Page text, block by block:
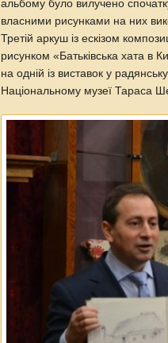
альбому було вилучено
власними рисунками на них
Третій аркуш із ескізом
рисунком «Батьківська хата в
на одній із виставок у
Національному музеї Тараса